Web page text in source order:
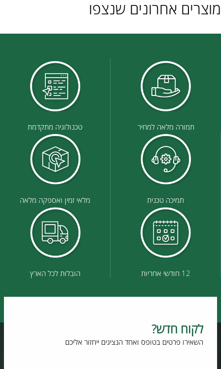
מוצרים אחרונים שנצפו
תמורה מלאה למחיר טכנולוגיה מתקדמת
תמיכה טכנית מלאי זמין ואספקה מלאה
12 חודשי אחריות הובלות לכל הארץ
לקוח חדש?
השאירו פרטים בטופס ואחד הנציגים ייחזור אליכם